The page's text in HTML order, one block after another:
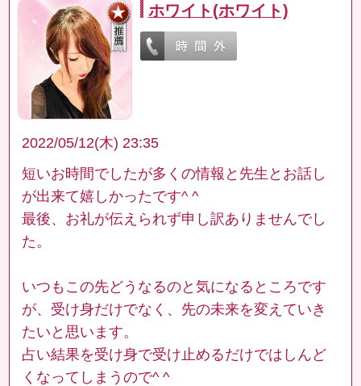
ホワイト(ホワイト)
2022/05/12(木) 23:35
短いお時間でしたが多くの情報と先生とお話し
が出来て嬉しかったです^ ^
最後、お礼が伝えられず申し訳ありませんでし
た。
いつもこの先どうなるのと気になるところです
が、受け身だけでなく、先の未来を変えていき
たいと思います。
占い結果を受け身で受け止めるだけではしんど
くなってしまうので^ ^